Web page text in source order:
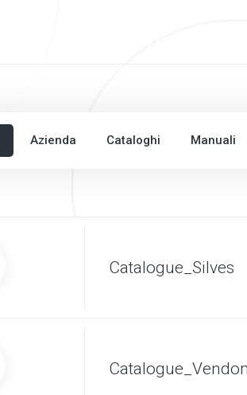
Azienda Cataloghi Manuali
Catalogue_Silves